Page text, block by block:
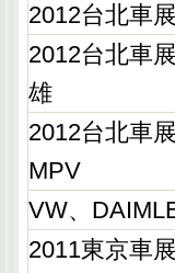
2012台北車
2012台北車
雄
2012台北車
MPV
VW、
2011東京車